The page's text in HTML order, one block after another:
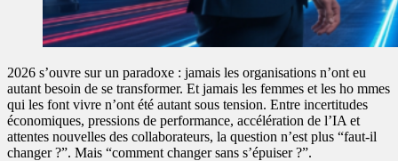
2026 s’ouvre sur un paradoxe : jamais les organisations n’ont eu
autant besoin de se transformer. Et jamais les femmes et les ho mmes
qui les font vivre n’ont été autant sous tension. Entre incertitudes
économiques, pressions de performance, accélération de l’IA et
attentes nouvelles des collaborateurs, la question n’est plus “faut‑il
changer ?”. Mais “comment changer sans s’épuiser ?”.